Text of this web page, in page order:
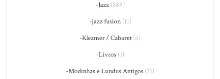
-Jazz(589)
-jazz fusion(11)
-Klezmer / Cabaret (6)
-Livros(1)
-Modinhas e Lundus Antigos (31)